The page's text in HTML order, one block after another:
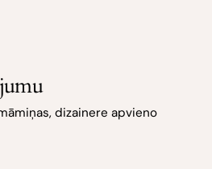
dizainere apvieno